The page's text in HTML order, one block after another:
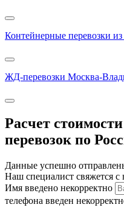
Контейнерные перевозки
ЖД-перевозки Москва-
Расчет
перевозок по
Данные успешно
Наш специалист свяжется
Имя введено некорректно
телефона введен